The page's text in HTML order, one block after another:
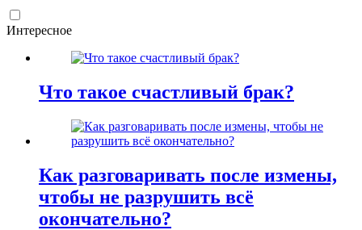
Интересное
Что такое счастливый брак?
Как разговаривать после измены,
чтобы не разрушить всё
окончательно?